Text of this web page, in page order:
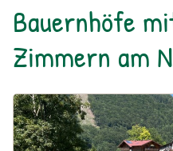
Bauernhöfe
Zimmern am
Urlaub am Bauernhof: